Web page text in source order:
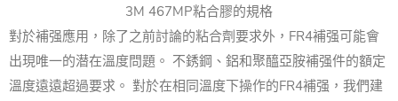
3M 467MP粘合膠的規格
對於補强應用，除了之前討論的粘合劑要求外，FR4補强可能會
出現唯一的潜在溫度問題。 不銹鋼、鋁和聚醯亞胺補强件的額定
溫度遠遠超過要求。 對於在相同溫度下操作的FR4補强，我們建